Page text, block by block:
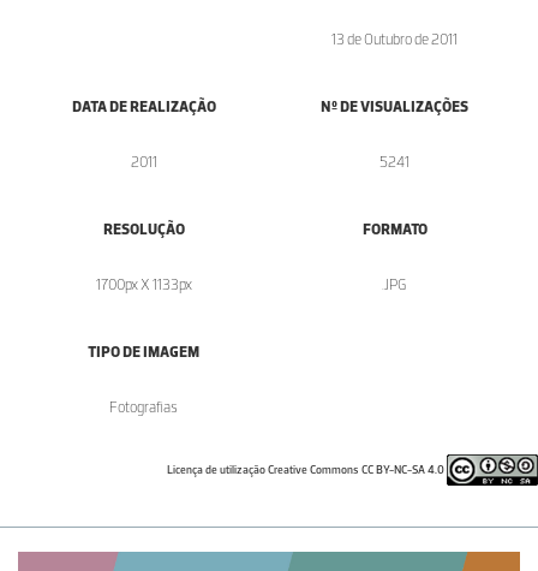
13 de Outubro de 2011
DATA DE REALIZAÇÃO
2011
Nº DE VISUALIZAÇÕES
5241
RESOLUÇÃO
1700px X 1133px
FORMATO
.JPG
TIPO DE IMAGEM
Fotografias
Licença de utilização Creative Commons CC BY-NC-SA 4.0